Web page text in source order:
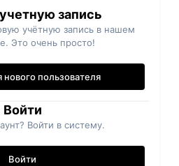
запись
учётную запись в нашем
Это очень просто!
нового пользователя
Войти
Войти в систему.
Войти